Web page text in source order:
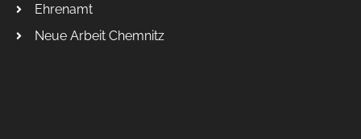
Ehrenamt
Neue Arbeit Chemnitz